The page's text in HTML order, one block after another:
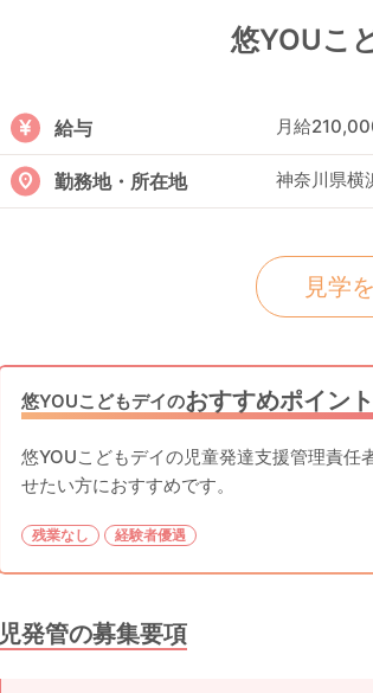
悠YOUこ
給与 月給
勤務地・所在地 神奈川県横
見学
悠YOUこどもデイのおすすめポイント
悠YOUこどもデイの児童発達支援管理責
せたい方におすすめです。
残業なし 経験者優遇
児発管の募集要項